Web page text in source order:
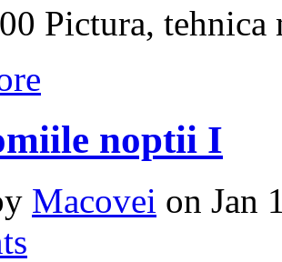
Pictura, tehnica
noptii I
Macovei on Jan